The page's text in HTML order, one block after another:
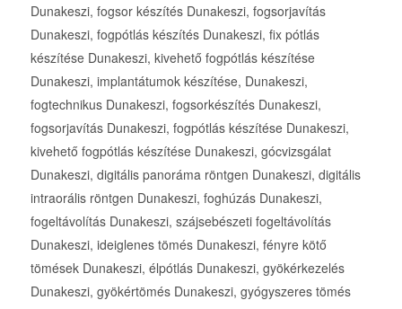
Dunakeszi, fogsor készítés Dunakeszi, fogsorjavítás
Dunakeszi, fogpótlás készítés Dunakeszi, fix pótlás
készítése Dunakeszi, kivehető fogpótlás készítése
Dunakeszi, implantátumok készítése, Dunakeszi,
fogtechnikus Dunakeszi, fogsorkészítés Dunakeszi,
fogsorjavítás Dunakeszi, fogpótlás készítése Dunakeszi,
kivehető fogpótlás készítése Dunakeszi, gócvizsgálat
Dunakeszi, digitális panoráma röntgen Dunakeszi, digitális
intraorális röntgen Dunakeszi, foghúzás Dunakeszi,
fogeltávolítás Dunakeszi, szájsebészeti fogeltávolítás
Dunakeszi, ideiglenes tömés Dunakeszi, fényre kötő
tömések Dunakeszi, élpótlás Dunakeszi, gyökérkezelés
Dunakeszi, gyökértömés Dunakeszi, gyógyszeres tömés